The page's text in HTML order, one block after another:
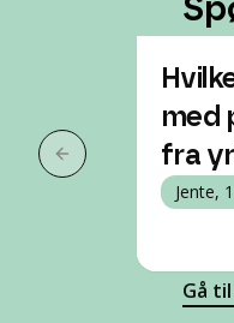
Forrige slide
med
fra
Jente,
Gå